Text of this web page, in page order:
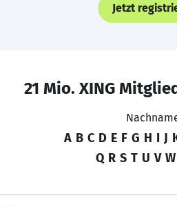
Jetzt
21 Mio. XING
A B C D E F G H I J
Q R S T U V W